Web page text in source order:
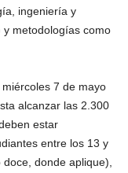
ingeniería y
y metodologías como
7 de mayo
alcanzar las 2.300
estar
entre los 13 y
donde aplique),